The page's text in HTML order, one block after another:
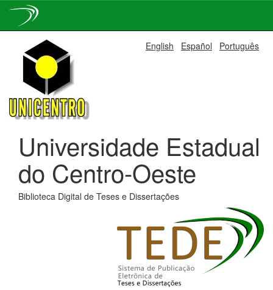
navigation
English Español Português
Universidade Estadual
do Centro-Oeste
Biblioteca Digital de Teses e Dissertações